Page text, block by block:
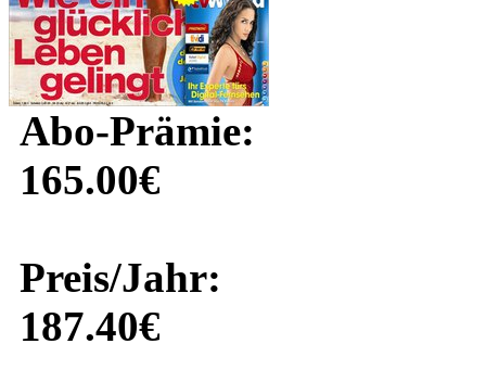
Abo-Prämie:
165.00€
Preis/Jahr:
187.40€